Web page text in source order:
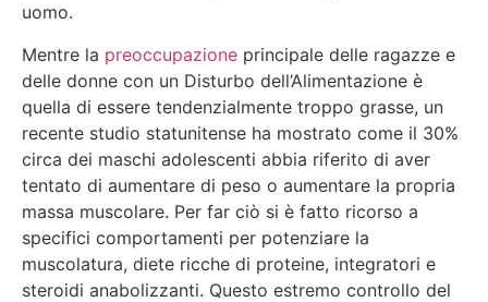
uomo.
Mentre la preoccupazione principale delle ragazze e
delle donne con un Disturbo dell’Alimentazione è
quella di essere tendenzialmente troppo grasse, un
recente studio statunitense ha mostrato come il 30%
circa dei maschi adolescenti abbia riferito di aver
tentato di aumentare di peso o aumentare la propria
massa muscolare. Per far ciò si è fatto ricorso a
specifici comportamenti per potenziare la
muscolatura, diete ricche di proteine, integratori e
steroidi anabolizzanti. Questo estremo controllo del